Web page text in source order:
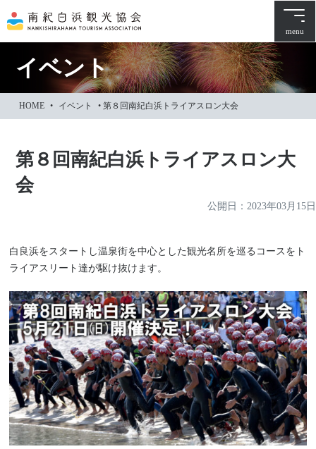
文
に
ッ
menu
イベント
HOME • イベント •第８回南紀白浜トライアスロン大会
第８回南紀白浜トライアスロン大
会
公開日： 2023年03月15日
白良浜をスタートし温泉街を中心とした観光名所を巡るコースをト
ライアスリート達が駆け抜けます。